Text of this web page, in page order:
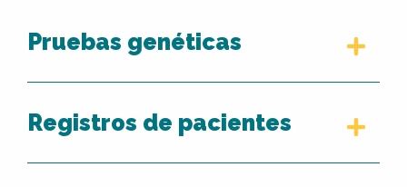
Pruebas genéticas
Registros de pacientes